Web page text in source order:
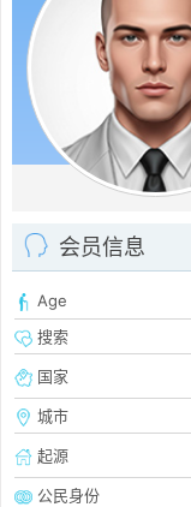
会员信息
Age
搜索
国家
城市
起源
公民身份